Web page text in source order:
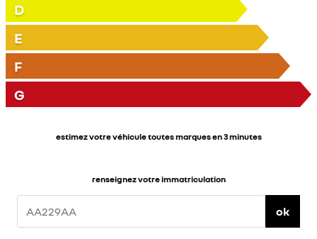
D
E
F
G
estimez votre véhicule toutes marques en 3 minutes
renseignez votre immatriculation
ok